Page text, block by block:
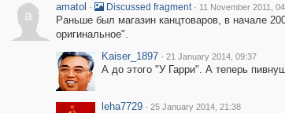
a
amatol · Discussed fragment · 11 November 2011,
Раньше был магазин канцтоваров, в начале
оригинальное".
Kaiser_1897 · 21 January 2014, 09:37
А до этого "У Гарри". А теперь
leha7729 · 25 January 2014, 21:38